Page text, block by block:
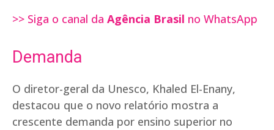
>> Siga o canal da Agência Brasil no WhatsApp
Demanda
O diretor-geral da Unesco, Khaled El-Enany,
destacou que o novo relatório mostra a
crescente demanda por ensino superior no